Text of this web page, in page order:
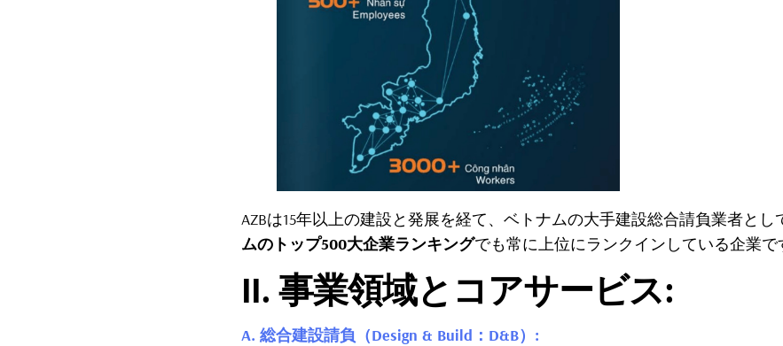
AZBは15年以上の建設と発展を経て、ベトナムの大手建設総合請負業者とし
ムのトップ500大企業ランキングでも常に上位にランクインしている企業で
II. 事業領域とコアサービス:
A. 総合建設請負（Design & Build：D&B）: